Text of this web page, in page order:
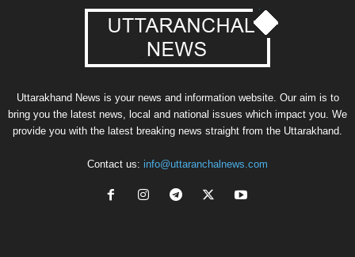
Uttarakhand News is your news and information website. Our aim is to
bring you the latest news, local and national issues which impact you. We
provide you with the latest breaking news straight from the Uttarakhand.
Contact us: info@uttaranchalnews.com